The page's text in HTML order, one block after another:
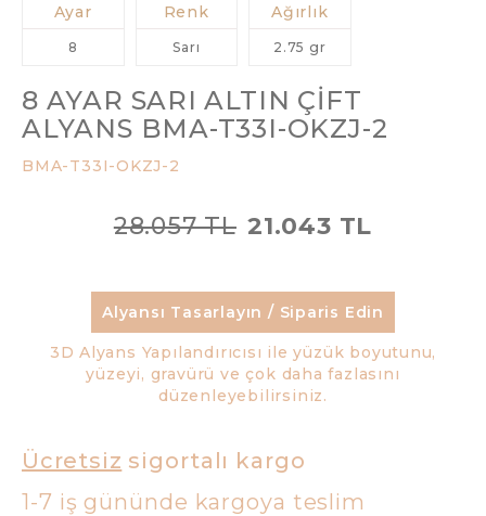
Ayar
8
Renk
Sarı
Ağırlık
2.75 gr
8 AYAR SARI ALTIN ÇIFT
ALYANS BMA-T33I-OKZJ-2
BMA-T33I-OKZJ-2
28.057 TL 21.043 TL
Alyansı Tasarlayın / Siparis Edin
3D Alyans Yapılandırıcısı ile yüzük boyutunu,
yüzeyi, gravürü ve çok daha fazlasını
düzenleyebilirsiniz.
Ücretsiz sigortalı kargo
1-7 iş gününde kargoya teslim